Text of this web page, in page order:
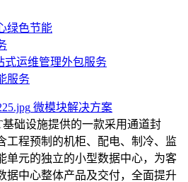
绿色节能
式运维管理外包服务
服务
微模块解决方案
基础设施提供的一款采用通道封
工程预制的机柜、配电、制冷、监
单元的独立的小型数据中心，为客
据中心整体产品及交付，全面提升